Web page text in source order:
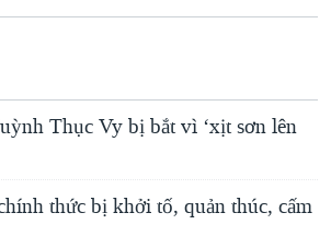
Thục Vy bị bắt vì ‘xịt sơn lên
thức bị khởi tố, quản thúc, cấm